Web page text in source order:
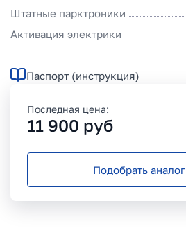
Штатные парктроники
Активация электрики
Паспорт (инструкция)
Последная цена:
11 900 руб
Подобрать аналог